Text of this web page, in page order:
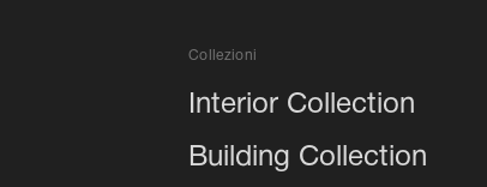
Collezioni
Interior Collection
Building Collection